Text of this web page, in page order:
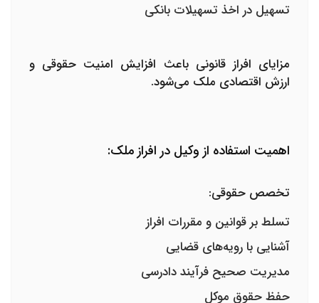
تسهیل در اخذ تسهیلات بانکی
مزایای افراز قانونی باعث افزایش امنیت حقوقی و
ارزش اقتصادی ملک می‌شود.
اهمیت استفاده از وکیل در افراز ملک:
تخصص حقوقی:
تسلط بر قوانین و مقررات افراز
آشنایی با رویه‌های قضایی
مدیریت صحیح فرآیند دادرسی
حفظ حقوق موکل